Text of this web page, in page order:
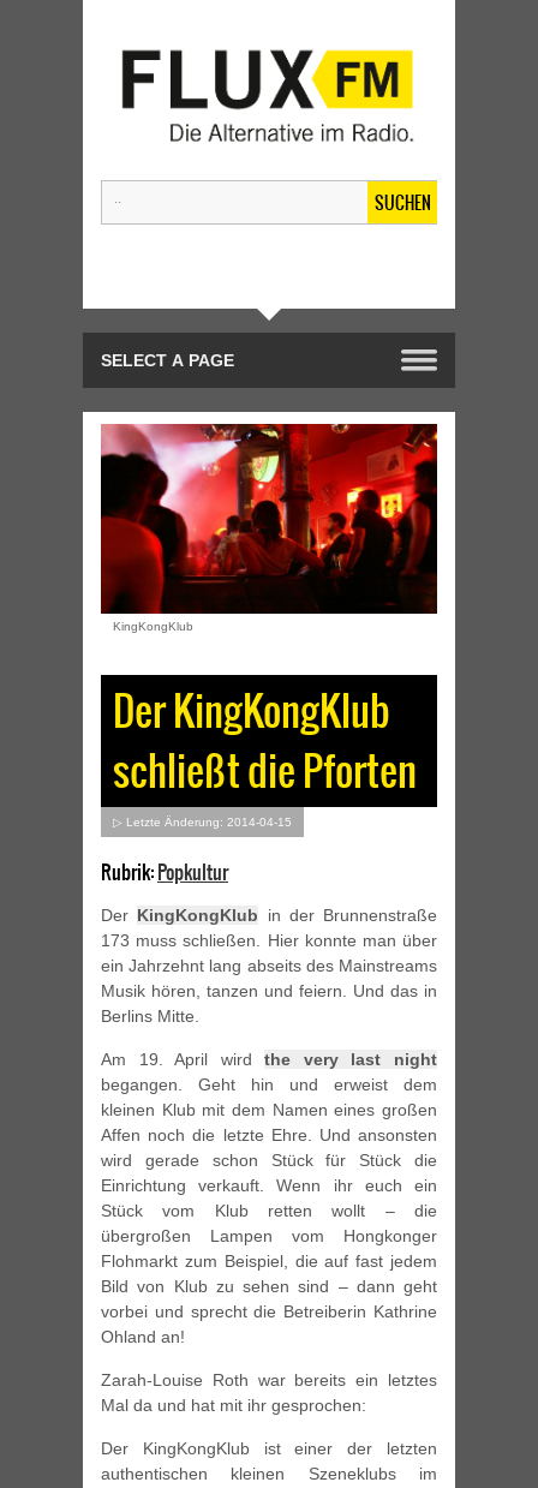
SUCHEN
KingKongKlub
Der KingKongKlub
schließt die Pforten
▷ Letzte Änderung: 2014-04-15
Rubrik:Popkultur
Der KingKongKlub in der Brunnenstraße
173 muss schließen. Hier konnte man über
ein Jahrzehnt lang abseits des Mainstreams
Musik hören, tanzen und feiern. Und das in
Berlins Mitte.
Am 19. April wirdthe very last night
begangen. Geht hin und erweist dem
kleinen Klub mit dem Namen eines großen
Affen noch die letzte Ehre. Und ansonsten
wird gerade schon Stück für Stück die
Einrichtung verkauft. Wenn ihr euch ein
Stück vom Klub retten wollt – die
übergroßen Lampen vom Hongkonger
Flohmarkt zum Beispiel, die auf fast jedem
Bild von Klub zu sehen sind – dann geht
vorbei und sprecht die Betreiberin Kathrine
Ohland an!
Zarah-Louise Roth war bereits ein letztes
Mal da und hat mit ihr gesprochen:
Der KingKongKlub ist einer der letzten
authentischen kleinen Szeneklubs im